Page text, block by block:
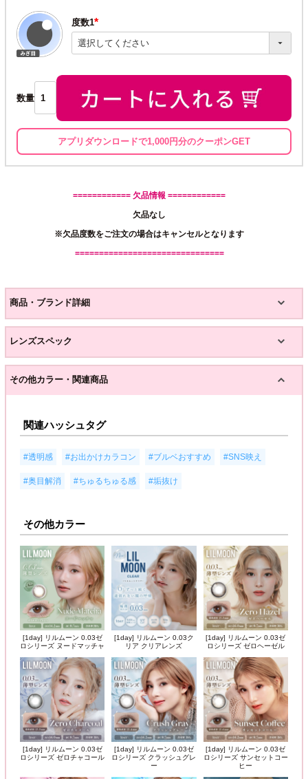
度数1
(必
須)
数量
アプリダウンロードで1,000円分のクーポンGET
============ 欠品情報 ============
欠品なし
※欠品度数をご注文の場合はキャンセルとなります
===============================
商品・ブランド詳細
レンズスペック
その他カラー・関連商品
関連ハッシュタグ
#透明感 #お出かけカラコン #ブルベおすすめ #SNS映え
#奥目解消 #ちゅるちゅる感 #垢抜け
その他カラー
[1day] リルムーン 0.03ゼ
ロシリーズ ヌードマッチャ
[1day] リルムーン 0.03ク
リア クリアレンズ
[1day] リルムーン 0.03ゼ
ロシリーズ ゼロヘーゼル
[1day] リルムーン 0.03ゼ
ロシリーズ ゼロチャコール
[1day] リルムーン 0.03ゼ
ロシリーズ クラッシュグレ
ー
[1day] リルムーン 0.03ゼ
ロシリーズ サンセットコー
ヒー